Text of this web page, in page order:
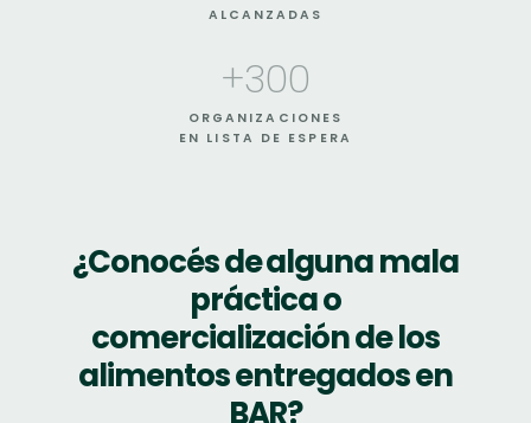
ALCANZADAS
+300
ORGANIZACIONES
EN LISTA DE ESPERA
¿Conocés de alguna mala
práctica o
comercialización de los
alimentos entregados en
BAR?